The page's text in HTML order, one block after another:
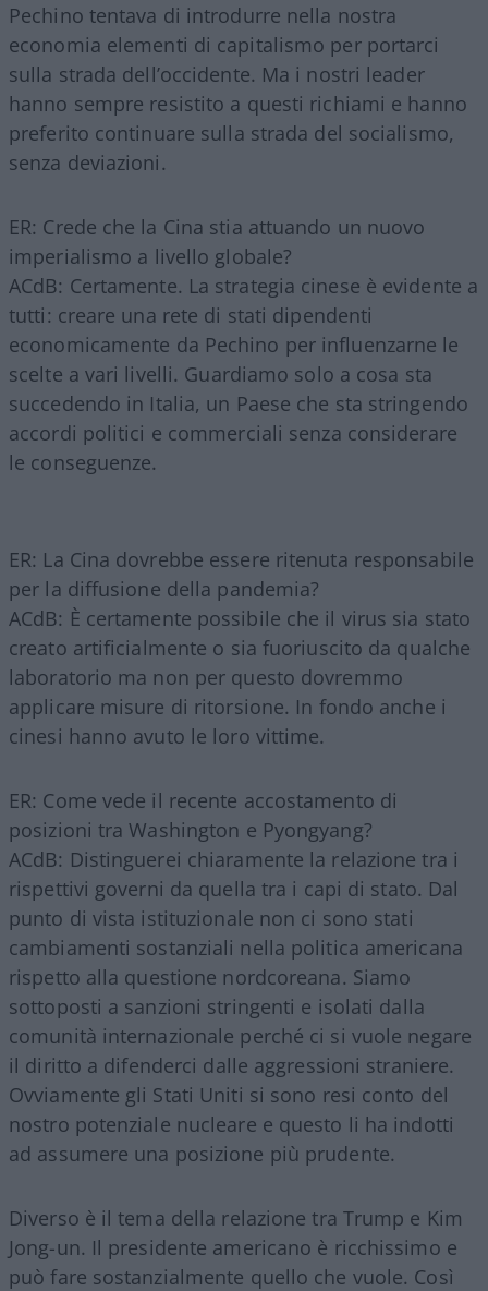
Pechino tentava di introdurre nella nostra
economia elementi di capitalismo per portarci
sulla strada dell’occidente. Ma i nostri leader
hanno sempre resistito a questi richiami e hanno
preferito continuare sulla strada del socialismo,
senza deviazioni.
ER: Crede che la Cina stia attuando un nuovo
imperialismo a livello globale?
ACdB: Certamente. La strategia cinese è evidente a
tutti: creare una rete di stati dipendenti
economicamente da Pechino per influenzarne le
scelte a vari livelli. Guardiamo solo a cosa sta
succedendo in Italia, un Paese che sta stringendo
accordi politici e commerciali senza considerare
le conseguenze.
ER: La Cina dovrebbe essere ritenuta responsabile
per la diffusione della pandemia?
ACdB: È certamente possibile che il virus sia stato
creato artificialmente o sia fuoriuscito da qualche
laboratorio ma non per questo dovremmo
applicare misure di ritorsione. In fondo anche i
cinesi hanno avuto le loro vittime.
ER: Come vede il recente accostamento di
posizioni tra Washington e Pyongyang?
ACdB: Distinguerei chiaramente la relazione tra i
rispettivi governi da quella tra i capi di stato. Dal
punto di vista istituzionale non ci sono stati
cambiamenti sostanziali nella politica americana
rispetto alla questione nordcoreana. Siamo
sottoposti a sanzioni stringenti e isolati dalla
comunità internazionale perché ci si vuole negare
il diritto a difenderci dalle aggressioni straniere.
Ovviamente gli Stati Uniti si sono resi conto del
nostro potenziale nucleare e questo li ha indotti
ad assumere una posizione più prudente.
Diverso è il tema della relazione tra Trump e Kim
Jong-un. Il presidente americano è ricchissimo e
può fare sostanzialmente quello che vuole. Così